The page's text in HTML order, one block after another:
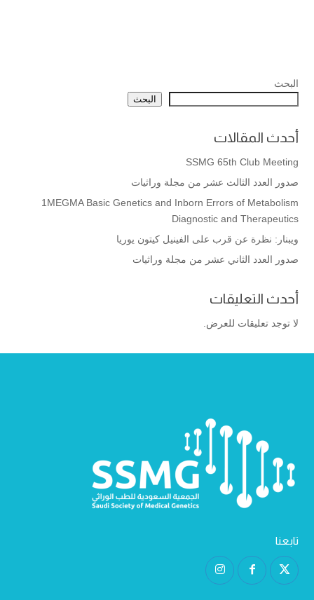
البحث
البحث
أحدث المقالات
SSMG 65th Club Meeting
صدور العدد الثالث عشر من مجلة وراثيات
1MEGMA Basic Genetics and Inborn Errors of Metabolism
Diagnostic and Therapeutics
ويبنار: نظرة عن قرب على الفينيل كيتون يوريا
صدور العدد الثاني عشر من مجلة وراثيات
أحدث التعليقات
لا توجد تعليقات للعرض.
تابعنا